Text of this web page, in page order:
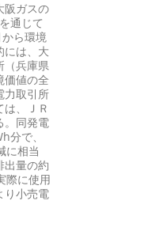
阪ガスの
通じて
ら環境
には、大
（兵庫県
価値の全
力取引所
、ＪＲ
。同発電
分で、
に相当
出量の約
際に使用
り小売電